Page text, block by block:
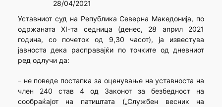
28/04/2021
Уставниот суд на Република Северна Македонија, по
одржаната XI-та седница (денeс, 28 април 2021
година, со почеток од 9,30 часот), ја известува
јавноста дека расправајќи по точките од дневниот
ред одлучи да:
– не поведе постапка за оценување на уставноста на
член 240 став 4 од Законот за безбедност на
сообраќајот на патиштата („Службен весник на